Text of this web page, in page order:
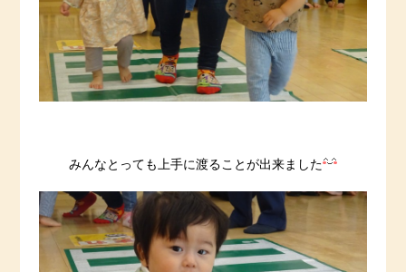
みんなとっても上手に渡ることが出来ました